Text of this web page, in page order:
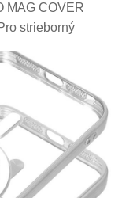
MAG COVER
strieborný